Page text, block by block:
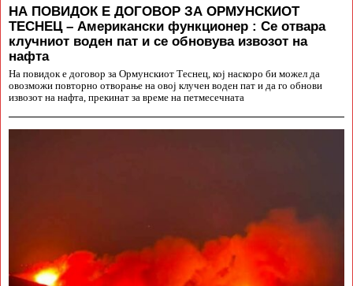
НА ПОВИДОК Е ДОГОВОР ЗА ОРМУНСКИОТ
ТЕСНЕЦ – Американски функционер : Се отвара
клучниот воден пат и се обновува извозот на
нафта
На повидок е договор за Ормунскиот Теснец, кој наскоро би можел да
овозможи повторно отворање на овој клучен воден пат и да го обнови
извозот на нафта, прекинат за време на петмесечната